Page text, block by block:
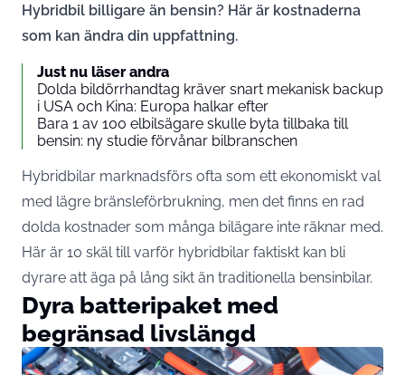
Hybridbil billigare än bensin? Här är kostnaderna
som kan ändra din uppfattning.
Just nu läser andra
Dolda bildörrhandtag kräver snart mekanisk backup
i USA och Kina: Europa halkar efter
Bara 1 av 100 elbilsägare skulle byta tillbaka till
bensin: ny studie förvånar bilbranschen
Hybridbilar marknadsförs ofta som ett ekonomiskt val
med lägre bränsleförbrukning, men det finns en rad
dolda kostnader som många bilägare inte räknar med.
Här är 10 skäl till varför hybridbilar faktiskt kan bli
dyrare att äga på lång sikt än traditionella bensinbilar.
Dyra batteripaket med
begränsad livslängd